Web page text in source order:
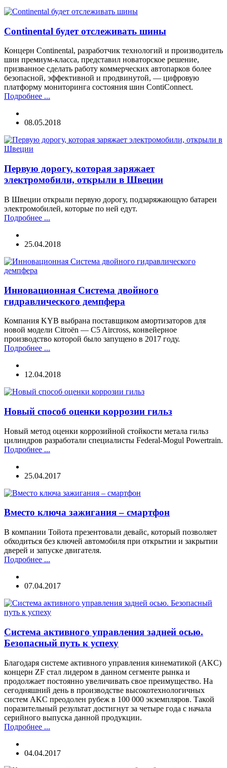
Continental будет отслеживать шины
Концерн Continental, разработчик технологий и производитель
шин премиум-класса, представил новаторское решение,
призванное сделать работу коммерческих автопарков более
безопасной, эффективной и продвинутой, — цифровую
платформу мониторинга состояния шин ContiConnect.
Подробнее ...
08.05.2018
Первую дорогу, которая заряжает
электромобили, открыли в Швеции
В Швеции открыли первую дорогу, подзаряжающую батареи
электромобилей, которые по ней едут.
Подробнее ...
25.04.2018
Инновационная Система двойного
гидравлического демпфера
Компания KYB выбрана поставщиком амортизаторов для
новой модели Citroën — C5 Aircross, конвейерное
производство которой было запущено в 2017 году.
Подробнее ...
12.04.2018
Новый способ оценки коррозии гильз
Новый метод оценки коррозийной стойкости метала гильз
цилиндров разработали специалисты Federal-Mogul Powertrain.
Подробнее ...
25.04.2017
Вместо ключа зажигания – смартфон
В компании Тойота презентовали девайс, который позволяет
обходиться без ключей автомобиля при открытии и закрытии
дверей и запуске двигателя.
Подробнее ...
07.04.2017
Система активного управления задней осью.
Безопасный путь к успеху
Благодаря системе активного управления кинематикой (AKC)
концерн ZF стал лидером в данном сегменте рынка и
продолжает постоянно увеличивать свое преимущество. На
сегодняшний день в производстве высокотехнологичных
систем AKC преодолен рубеж в 100 000 экземпляров. Такой
поразительный результат достигнут за четыре года с начала
серийного выпуска данной продукции.
Подробнее ...
04.04.2017